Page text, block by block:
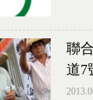
聯
道7